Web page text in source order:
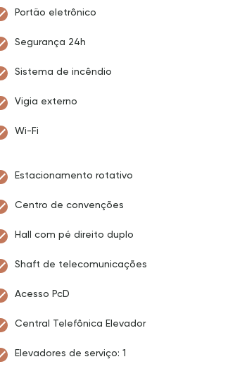
Portão eletrônico
Segurança 24h
Sistema de incêndio
Vigia externo
Wi-Fi
Estacionamento rotativo
Centro de convenções
Hall com pé direito duplo
Shaft de telecomunicações
Acesso PcD
Central Telefônica Elevador
Elevadores de serviço: 1